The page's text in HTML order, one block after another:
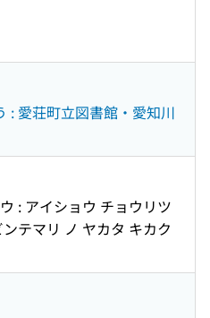
: 愛荘町立図書館・愛知川
: アイショウ チョウリツ
テマリ ノ ヤカタ キカク